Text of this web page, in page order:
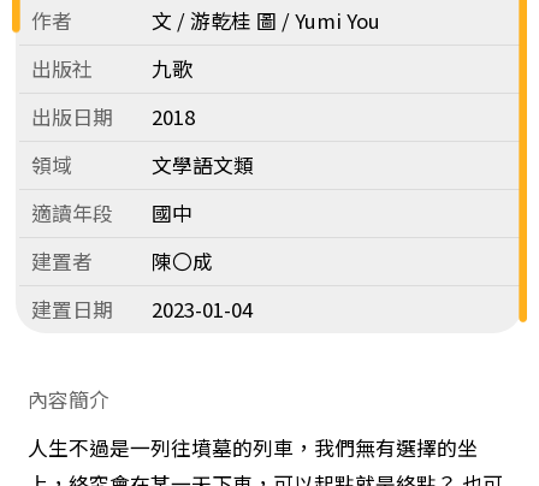
作者
文 / 游乾桂 圖 / Yumi You
出版社
九歌
出版日期
2018
領域
文學語文類
適讀年段
國中
建置者
陳〇成
建置日期
2023-01-04
內容簡介
人生不過是一列往墳墓的列車，我們無有選擇的坐